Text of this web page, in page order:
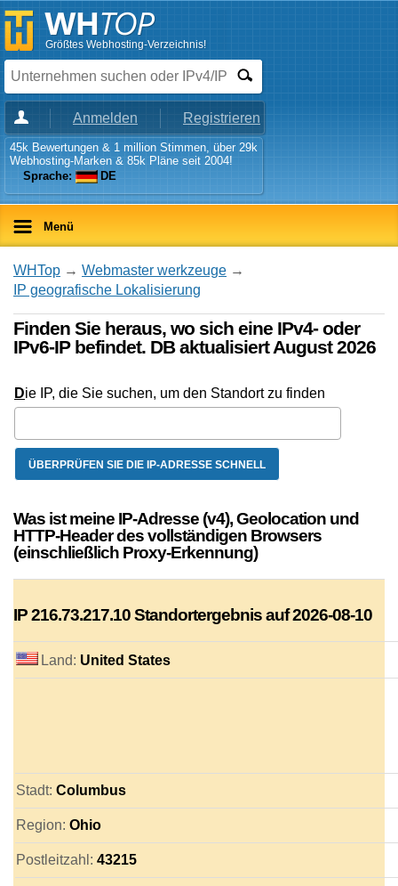
Größtes Webhosting-Verzeichnis!
Anmelden Registrieren
45k Bewertungen & 1 million Stimmen, über 29k
Webhosting-Marken & 85k Pläne seit 2004!
Sprache:
DE
Menü
WHTop → Webmaster werkzeuge →
IP geografische Lokalisierung
Finden Sie heraus, wo sich eine IPv4- oder
IPv6-IP befindet. DB aktualisiert August 2026
Die IP, die Sie suchen, um den Standort zu finden
Was ist meine IP-Adresse (v4), Geolocation und
HTTP-Header des vollständigen Browsers
(einschließlich Proxy-Erkennung)
IP216.73.217.10Standortergebnis auf 2026-08-10
Land: United States
Stadt: Columbus
Region: Ohio
Postleitzahl: 43215